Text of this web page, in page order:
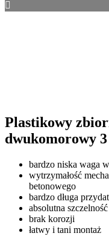
Plastikowy
dwukomorowy
bardzo niska waga
wytrzymałość
betonowego
bardzo długa
absolutna szczelność
brak korozji
łatwy i tani montaż